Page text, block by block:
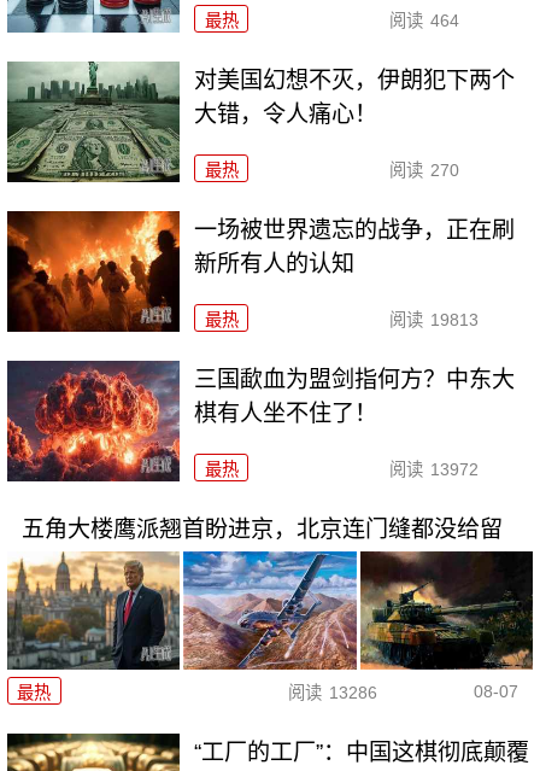
最热 阅读 464
对美国幻想不灭，伊朗犯下两个
大错，令人痛心！
最热 阅读 270
一场被世界遗忘的战争，正在刷
新所有人的认知
最热 阅读 19813
三国歃血为盟剑指何方？中东大
棋有人坐不住了！
最热 阅读 13972
五角大楼鹰派翘首盼进京，北京连门缝都没给留
最热 阅读 13286 08-07
“工厂的工厂”：中国这棋彻底颠覆